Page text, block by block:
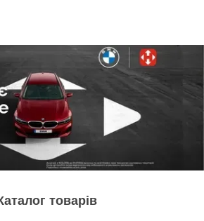
товарів